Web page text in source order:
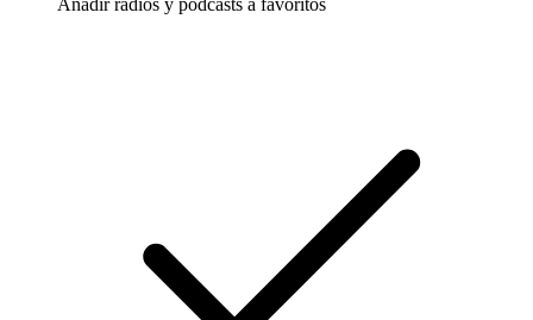
Añadir radios y podcasts a favoritos